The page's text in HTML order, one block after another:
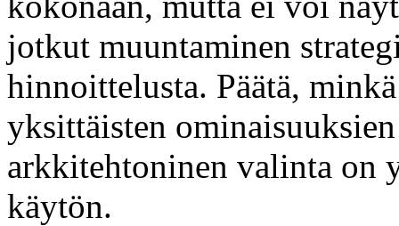
jotkut muuntaminen
hinnoittelusta. Päätä,
yksittäisten
arkkitehtoninen valinta on
käytön.